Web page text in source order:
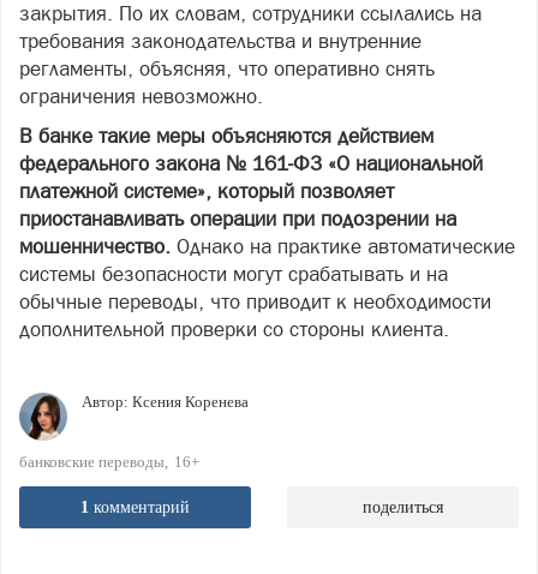
закрытия. По их словам, сотрудники ссылались на
требования законодательства и внутренние
регламенты, объясняя, что оперативно снять
ограничения невозможно.
В банке такие меры объясняются действием
федерального закона № 161-ФЗ «О национальной
платежной системе», который позволяет
приостанавливать операции при подозрении на
мошенничество. Однако на практике автоматические
системы безопасности могут срабатывать и на
обычные переводы, что приводит к необходимости
дополнительной проверки со стороны клиента.
Автор: Ксения Коренева
банковские переводы 16+
1 комментарий поделиться